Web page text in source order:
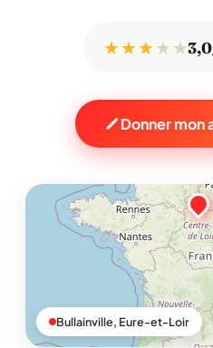
★ ★ ★★ ★
Donner mon
Bullainville, Eure-et-Loir